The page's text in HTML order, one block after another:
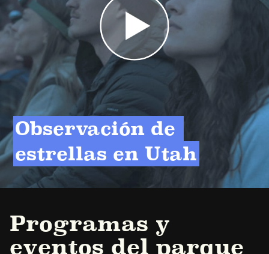
Observación de
estrellas en Utah
Programas y
eventos del parque